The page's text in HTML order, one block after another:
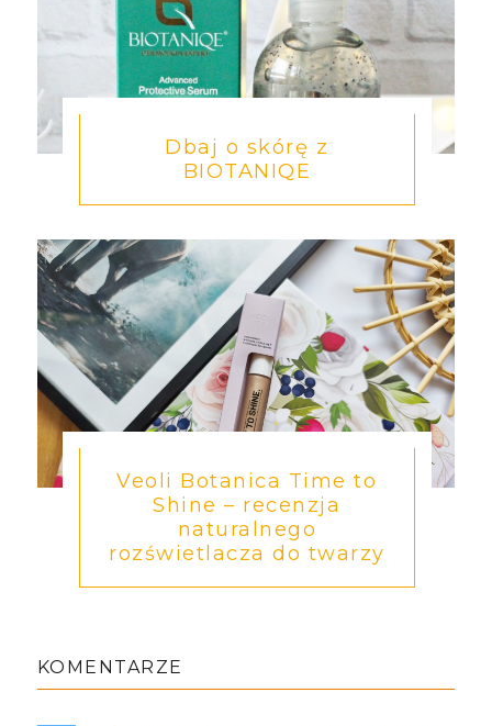
Dbaj o skórę z
BIOTANIQE
Veoli Botanica Time to
Shine – recenzja
naturalnego
rozświetlacza do twarzy
KOMENTARZE